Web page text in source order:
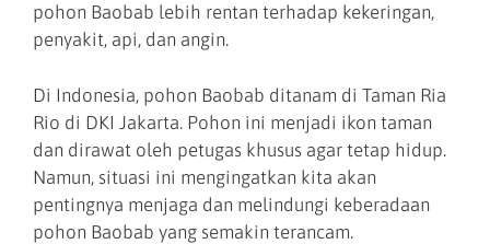
pohon Baobab lebih rentan terhadap kekeringan,
penyakit, api, dan angin.
Di Indonesia, pohon Baobab ditanam di Taman Ria
Rio di DKI Jakarta. Pohon ini menjadi ikon taman
dan dirawat oleh petugas khusus agar tetap hidup.
Namun, situasi ini mengingatkan kita akan
pentingnya menjaga dan melindungi keberadaan
pohon Baobab yang semakin terancam.